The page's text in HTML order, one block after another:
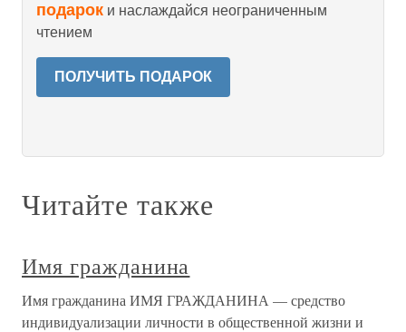
подарок и наслаждайся неограниченным
чтением
ПОЛУЧИТЬ ПОДАРОК
Читайте также
Имя гражданина
Имя гражданина ИМЯ ГРАЖДАНИНА — средство
индивидуализации личности в общественной жизни и